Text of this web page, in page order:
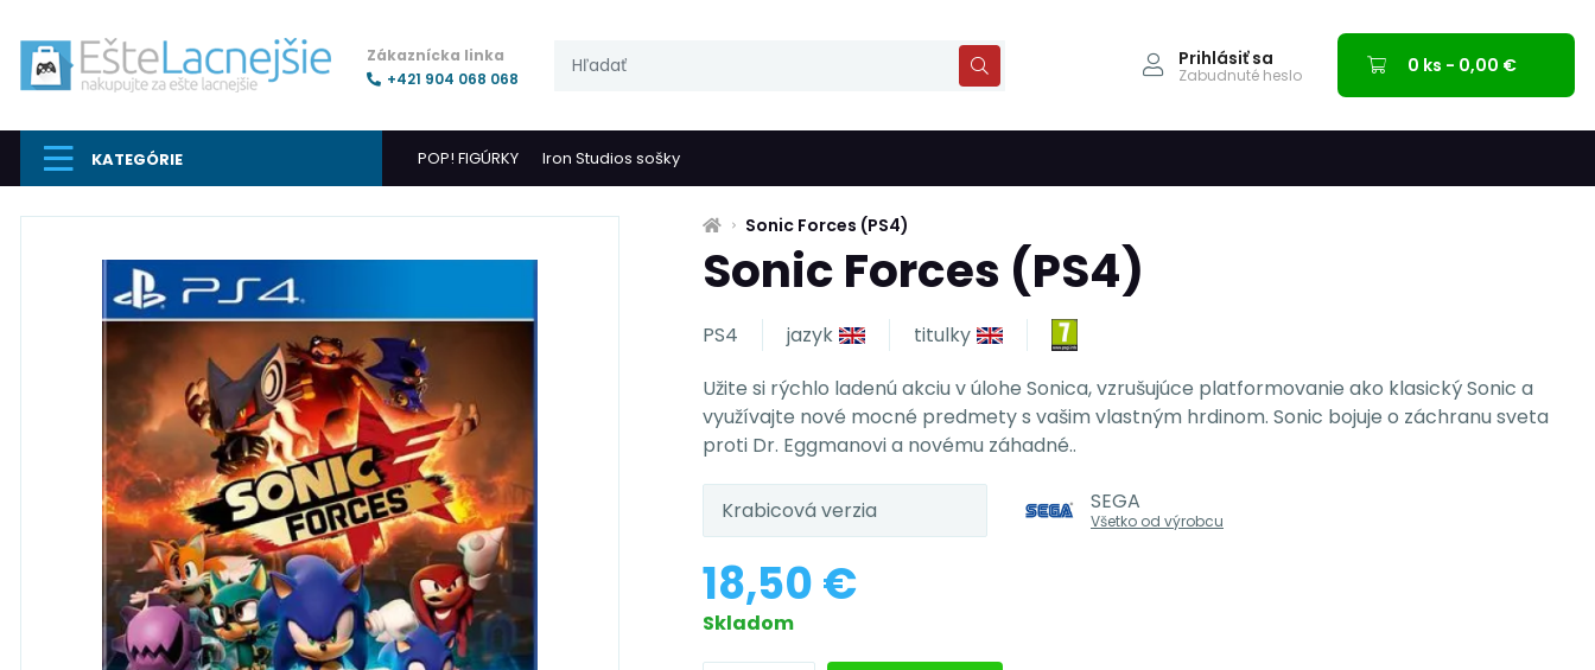
Zákaznícka linka
+421 904 068 068
Prihlásiť sa
Zabudnuté heslo 0 ks - 0,00 €
KATEGÓRIE POP! FIGÚRKY Iron Studios sošky
Sonic Forces (PS4)
Sonic Forces (PS4)
PS4 jazyk
titulky
Užite si rýchlo ladenú akciu v úlohe Sonica, vzrušujúce platformovanie ako klasický Sonic a
využívajte nové mocné predmety s vašim vlastným hrdinom. Sonic bojuje o záchranu sveta
proti Dr. Eggmanovi a novému záhadné..
Krabicová verzia SEGA
Všetko od výrobcu
18,50 €
Skladom